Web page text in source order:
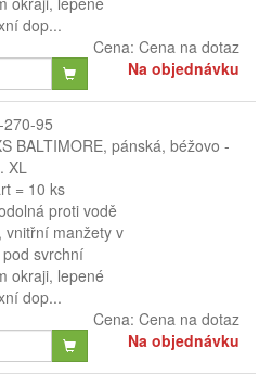
dop...
Cena: Cena na dotaz
Na objednávku
95
BALTIMORE, pánská, béžovo -
XL
= 10 ks
proti vodě
manžety v
svrchní
okraji, lepené
dop...
Cena: Cena na dotaz
Na objednávku